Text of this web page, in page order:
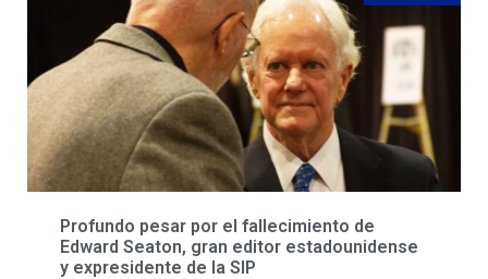
Profundo pesar por el fallecimiento de
Edward Seaton, gran editor estadounidense
y expresidente de la SIP